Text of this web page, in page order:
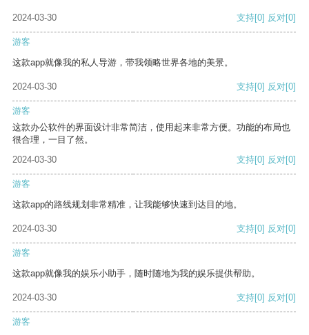
2024-03-30 支持[0] 反对[0]
游客
这款app就像我的私人导游，带我领略世界各地的美景。
2024-03-30 支持[0] 反对[0]
游客
这款办公软件的界面设计非常简洁，使用起来非常方便。功能的布局也
很合理，一目了然。
2024-03-30
支持[0] 反对[0]
游客
这款app的路线规划非常精准，让我能够快速到达目的地。
2024-03-30 支持[0] 反对[0]
游客
这款app就像我的娱乐小助手，随时随地为我的娱乐提供帮助。
2024-03-30 支持[0] 反对[0]
游客